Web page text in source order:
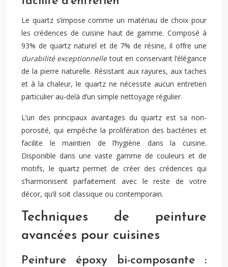
Le quartz s’impose comme un matériau de choix pour
les crédences de cuisine haut de gamme. Composé à
93% de quartz naturel et de 7% de résine, il offre une
durabilité exceptionnelletout en conservant l’élégance
de la pierre naturelle. Résistant aux rayures, aux taches
et à la chaleur, le quartz ne nécessite aucun entretien
particulier au-delà d’un simple nettoyage régulier.
L’un des principaux avantages du quartz est sa non-
porosité, qui empêche la prolifération des bactéries et
facilite le maintien de l’hygiène dans la cuisine.
Disponible dans une vaste gamme de couleurs et de
motifs, le quartz permet de créer des crédences qui
s’harmonisent parfaitement avec le reste de votre
décor, qu’il soit classique ou contemporain.
Techniques de peinture
avancées pour cuisines
Peinture époxy bi-composante :